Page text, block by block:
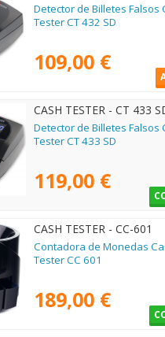
Detector de Billetes Falsos
Tester CT 432 SD
109,00 €
CASH TESTER - CT 433
Detector de Billetes Falsos
Tester CT 433 SD
119,00 €
CASH TESTER - CC-601
Contadora de Monedas
Tester CC 601
189,00 €